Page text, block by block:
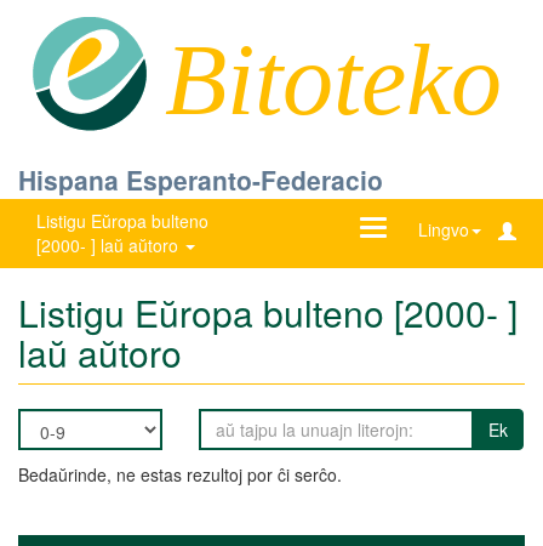
Bitoteko
Hispana Esperanto-Federacio
Listigu Eŭropa bulteno
[2000- ] laŭ aŭtoro
Lingvo
Ŝanĝu
Listigu Eŭropa bulteno [2000- ]
laŭ aŭtoro
Ek
Bedaŭrinde, ne estas rezultoj por ĉi serĉo.